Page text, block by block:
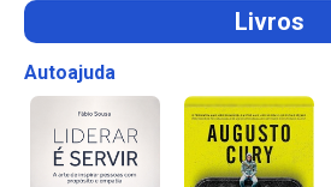
Livros
Autoajuda